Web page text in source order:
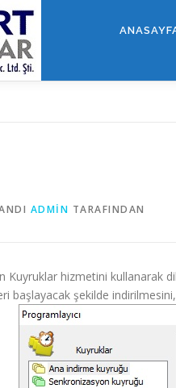
ADMIN TARAFINDAN
hizmetini kullanarak
başlayacak şekilde